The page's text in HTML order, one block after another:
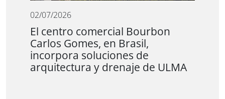
02/07/2026
El centro comercial Bourbon
Carlos Gomes, en Brasil,
incorpora soluciones de
arquitectura y drenaje de ULMA